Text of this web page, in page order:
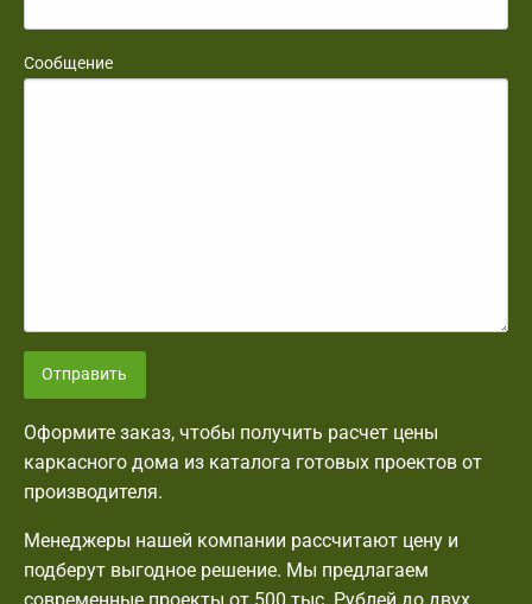
Сообщение
Отправить
Оформите заказ, чтобы получить расчет цены
каркасного дома из каталога готовых проектов от
производителя.
Менеджеры нашей компании рассчитают цену и
подберут выгодное решение. Мы предлагаем